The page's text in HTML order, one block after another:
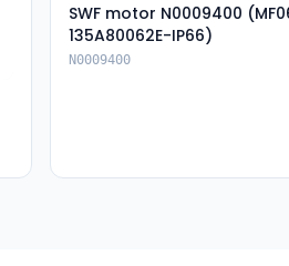
SWF motor N0009400
135A80062E-IP66)
N0009400